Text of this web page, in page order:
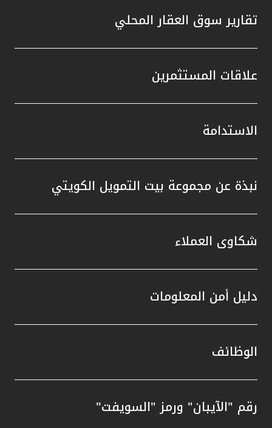
تقارير سوق العقار المحلي
علاقات المستثمرين
الاستدامة
نبذة عن مجموعة بيت التمويل الكويتي
شكاوى العملاء
دليل أمن المعلومات
الوظائف
رقم "الآيبان" ورمز "السويفت"